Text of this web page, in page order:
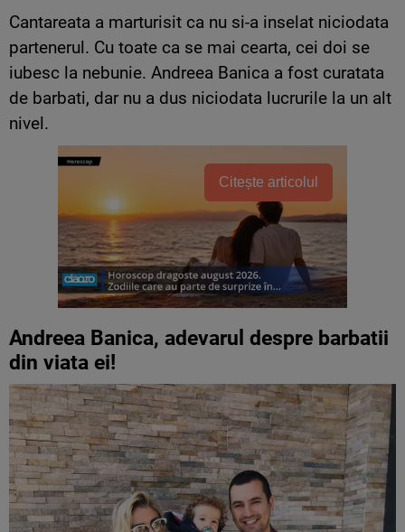
Cantareata a marturisit ca nu si-a inselat niciodata
partenerul. Cu toate ca se mai cearta, cei doi se
iubesc la nebunie. Andreea Banica a fost curatata
de barbati, dar nu a dus niciodata lucrurile la un alt
nivel.
Citește articolul
Andreea Banica, adevarul despre barbatii
din viata ei!